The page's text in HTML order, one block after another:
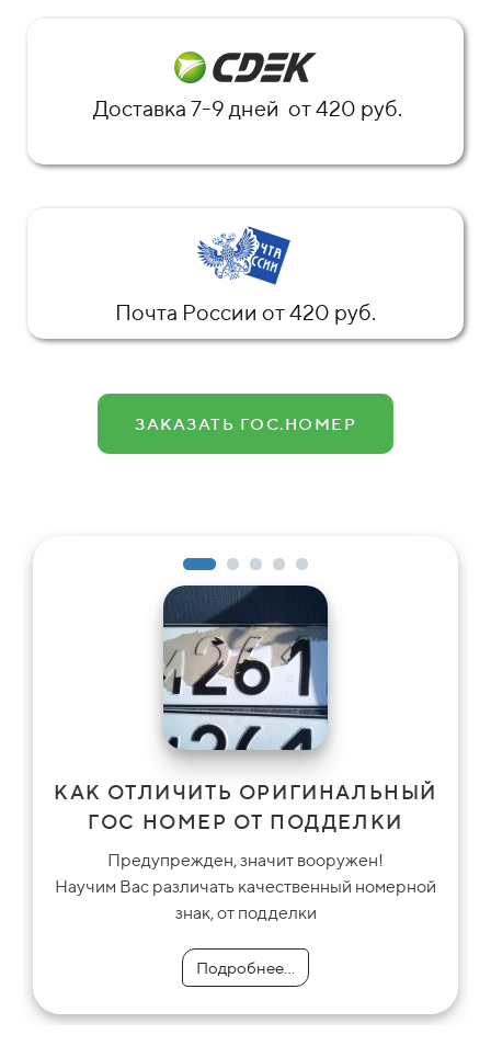
Доставка 7-9 дней от 420 руб.
Почта России от 420 руб.
ЗАКАЗАТЬ ГОС.НОМЕР
КАК ОТЛИЧИТЬ ОРИГИНАЛЬНЫЙ
ГОС НОМЕР ОТ ПОДДЕЛКИ
Предупрежден, значит вооружен!
Научим Вас различать качественный номерной
знак, от подделки
Подробнее...
Подробнее...
Подробнее...
Подробнее...
Подробнее...